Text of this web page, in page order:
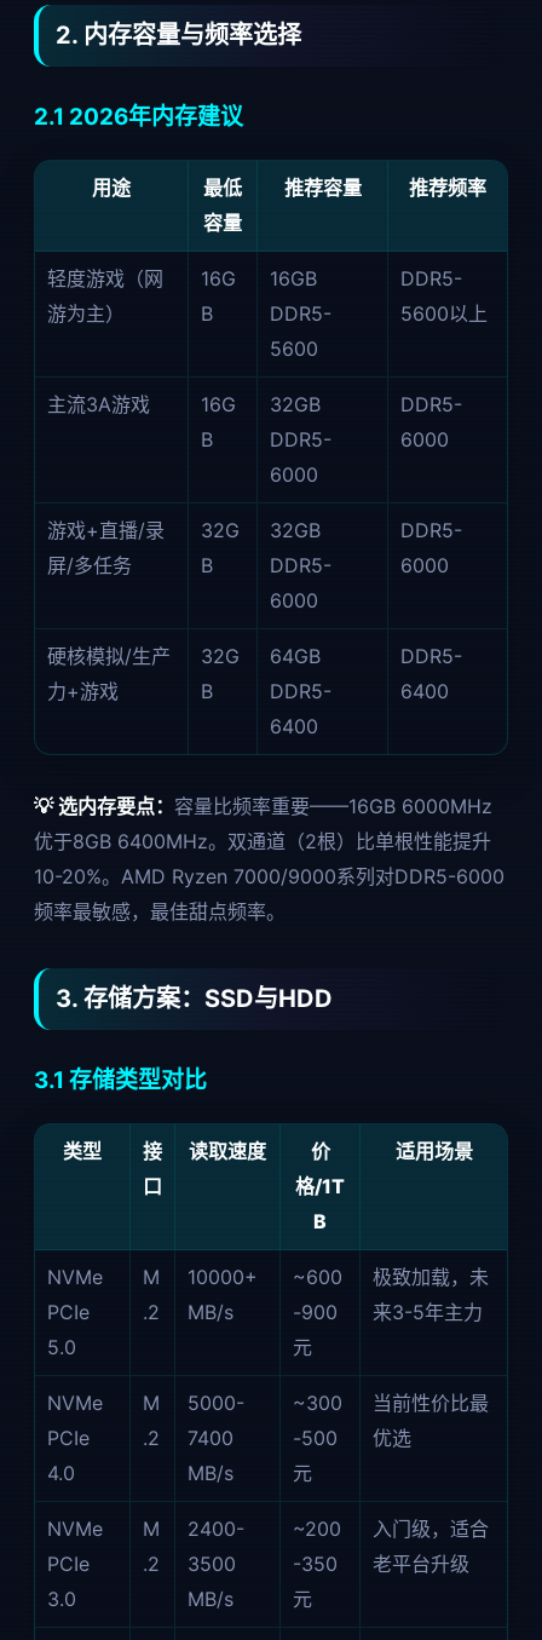
2. 内存容量与频率选择
2.1 2026年内存建议
用途
最低
容量
推荐容量 推荐频率
轻度游戏（网
游为主）
16G
B
16GB
DDR5-
5600
DDR5-
5600以上
主流3A游戏
16G
B
32GB
DDR5-
6000
DDR5-
6000
游戏+直播/录
屏/多任务
32G
B
32GB
DDR5-
6000
DDR5-
6000
硬核模拟/生产
力+游戏
32G
B
64GB
DDR5-
6400
DDR5-
6400
💡 选内存要点： 容量比频率重要——16GB 6000MHz
优于8GB 6400MHz。双通道（2根）比单根性能提升
10-20%。AMD Ryzen 7000/9000系列对DDR5-6000
频率最敏感，最佳甜点频率。
3. 存储方案：SSD与HDD
3.1 存储类型对比
类型
接
口
读取速度
价
格/1T
B
适用场景
NVMe
PCIe
5.0
M
.2
10000+
MB/s
~600
-900
元
极致加载，未
来3-5年主力
NVMe
PCIe
4.0
M
.2
5000-
7400
MB/s
~300
-500
元
当前性价比最
优选
NVMe
PCIe
3.0
M
.2
2400-
3500
MB/s
~200
-350
元
入门级，适合
老平台升级